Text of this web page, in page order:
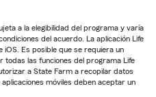
a la elegibilidad del programa y varía
del acuerdo. La aplicación Life
Es posible que se requiera un
todas las funciones del programa Life
a State Farm a recopilar datos
móviles deben aceptar un